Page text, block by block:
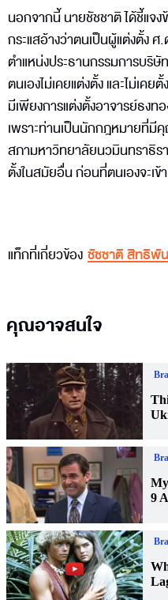
นอกจากนี้ นายชัชชาติ ได้ชี้แจง
กระแสอ้างว่าตนเป็นผู้แต่งตั้ง
ตำแหน่งประธานกรรมการบริ
ตนเองไม่เคยแต่งตั้ง และไม่เค
มีเพียงการแต่งตั้งอาจารย์ธงท
เพราะท่านเป็นนักกฎหมายที่มี
สภามหาวิทยาลัยนวมินทราธิร
ตั้งในสมัยอื่น ก่อนที่ตนเองจะเข้
แท็กที่เกี่ยวข้อง ชัชชาติ สิทธิพั
คุณอาจสนใจ